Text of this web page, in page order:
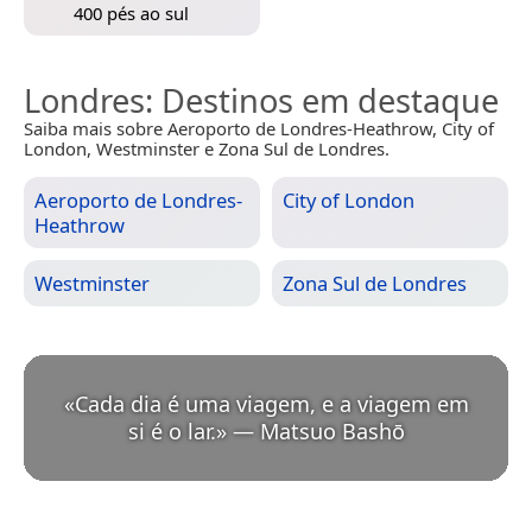
400 pés ao sul
Londres: Destinos em destaque
Saiba mais sobre Aeroporto de Londres-Heathrow, City of
London, Westminster e Zona Sul de Londres.
Aeroporto de Londres-
Heathrow
City of London
Westminster Zona Sul de Londres
«Cada dia é uma viagem, e a viagem em
si é o lar.» — Matsuo Bashō